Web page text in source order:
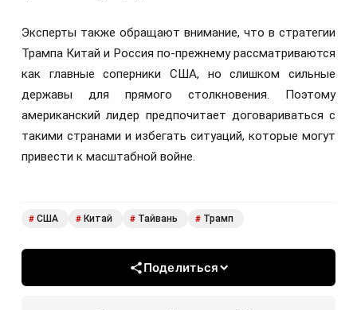
Эксперты также обращают внимание, что в стратегии
Трампа Китай и Россия по-прежнему рассматриваются
как главные соперники США, но слишком сильные
державы для прямого столкновения. Поэтому
американский лидер предпочитает договариваться с
такими странами и избегать ситуаций, которые могут
привести к масштабной войне.
# США # Китай # Тайвань # Трамп
Поделиться